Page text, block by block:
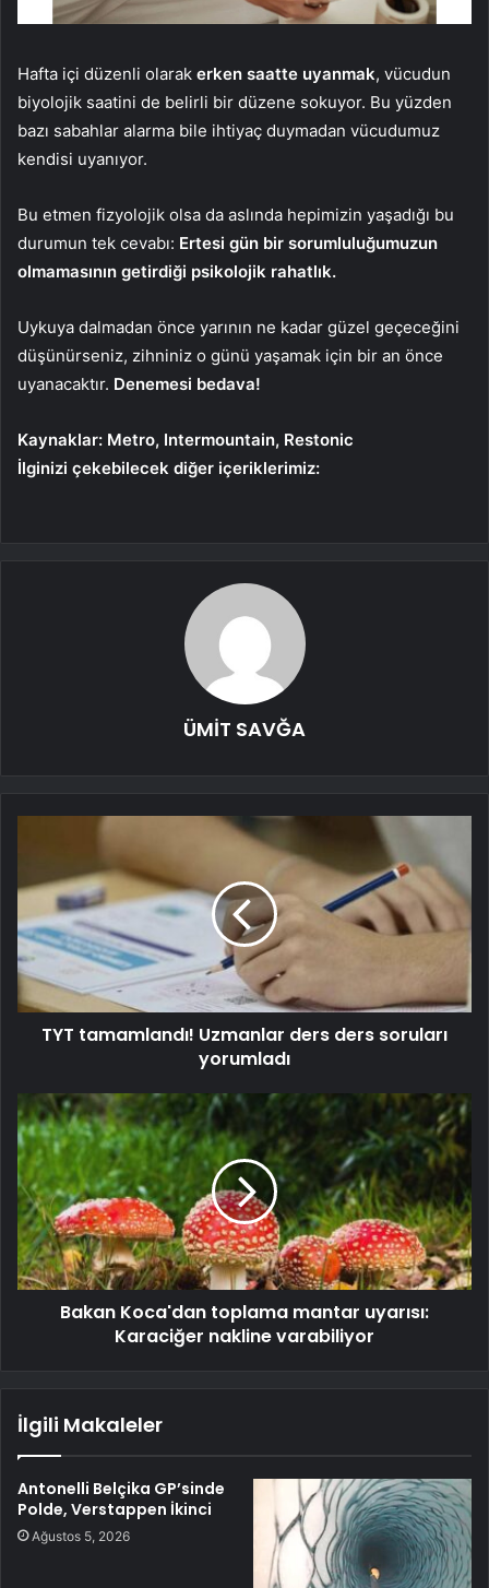
Hafta içi düzenli olarak erken saatte uyanmak, vücudun
biyolojik saatini de belirli bir düzene sokuyor. Bu yüzden
bazı sabahlar alarma bile ihtiyaç duymadan vücudumuz
kendisi uyanıyor.
Bu etmen fizyolojik olsa da aslında hepimizin yaşadığı bu
durumun tek cevabı: Ertesi gün bir sorumluluğumuzun
olmamasının getirdiği psikolojik rahatlık.
Uykuya dalmadan önce yarının ne kadar güzel geçeceğini
düşünürseniz, zihniniz o günü yaşamak için bir an önce
uyanacaktır. Denemesi bedava!
Kaynaklar: Metro, Intermountain, Restonic
İlginizi çekebilecek diğer içeriklerimiz:
ÜMİT SAVĞA
TYT tamamlandı! Uzmanlar ders ders soruları
yorumladı
Bakan Koca'dan toplama mantar uyarısı:
Karaciğer nakline varabiliyor
İlgili Makaleler
Antonelli Belçika GP’sinde
Polde, Verstappen İkinci
Ağustos 5, 2026